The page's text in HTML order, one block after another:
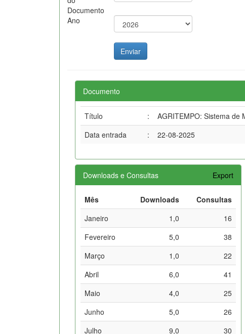
Documento
Ano
Documento
Título :
AGRITEMPO: Sistema de
Data entrada
: 22-08-2025
Downloads e Consultas Export
Mês Downloads
Consultas
Janeiro
1,0
16
Fevereiro
5,0
38
Março
1,0
22
Abril
6,0
41
Maio
4,0
25
Junho
5,0
26
Julho
9,0
30